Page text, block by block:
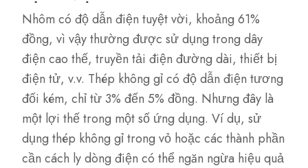
Nhôm có độ dẫn điện tuyệt vời, khoảng 61%
đồng, vì vậy thường được sử dụng trong dây
điện cao thế, truyền tải điện đường dài, thiết bị
điện tử, v.v. Thép không gỉ có độ dẫn điện tương
đối kém, chỉ từ 3% đến 5% đồng. Nhưng đây là
một lợi thế trong một số ứng dụng. Ví dụ, sử
dụng thép không gỉ trong vỏ hoặc các thành phần
cần cách ly dòng điện có thể ngăn ngừa hiệu quả